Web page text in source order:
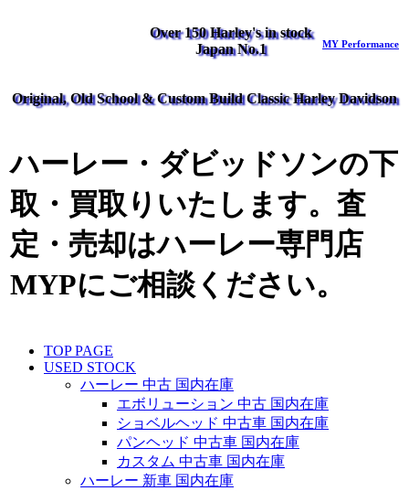
Over 150 Harley's in stock
Japan No.1
MY Performance
Original, Old School & Custom Build Classic Harley Davidson
ハーレー・ダビッドソンの下
取・買取りいたします。査
定・売却はハーレー専門店
MYPにご相談ください。
TOP PAGE
USED STOCK
ハーレー 中古 国内在庫
エボリューション 中古 国内在庫
ショベルヘッド 中古車 国内在庫
パンヘッド 中古車 国内在庫
カスタム 中古車 国内在庫
ハーレー 新車 国内在庫